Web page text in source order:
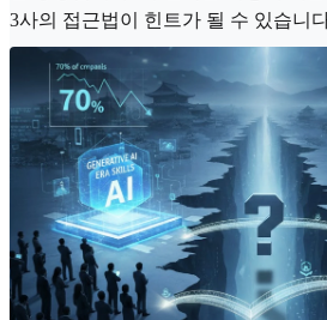
3사의 접근법이 힌트가 될 수 있습니